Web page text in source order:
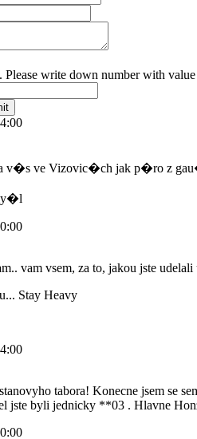
Please write down number with
v�s ve Vizovic�ch jak p�ro z
vam vsem, za to, jakou jste
Stay Heavy
tabora! Konecne jsem se
jste byli jednicky **03 . Hlavne